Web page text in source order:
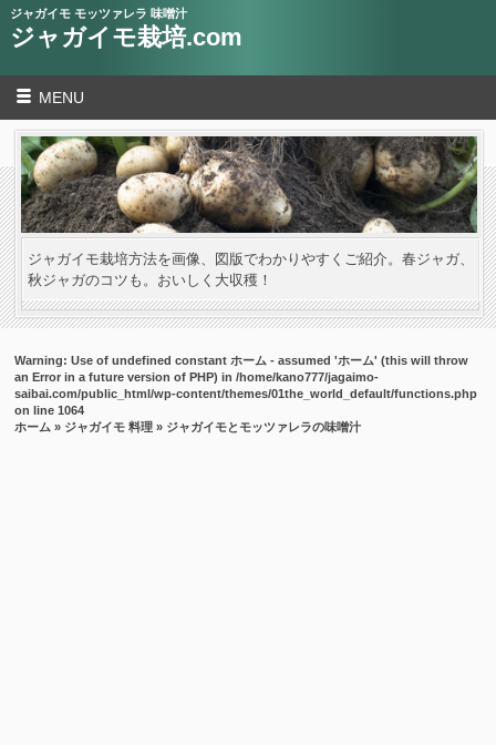
ジャガイモ モッツァレラ 味噌汁
ジャガイモ栽培.com
MENU
ジャガイモ栽培方法を画像、図版でわかりやすくご紹介。春ジャガ、
秋ジャガのコツも。おいしく大収穫！
Warning: Use of undefined constant ホーム - assumed 'ホーム' (this will throw
an Error in a future version of PHP) in/home/kano777/jagaimo-
saibai.com/public_html/wp-content/themes/01the_world_default/functions.php
on line1064
ホーム » ジャガイモ 料理 » ジャガイモとモッツァレラの味噌汁